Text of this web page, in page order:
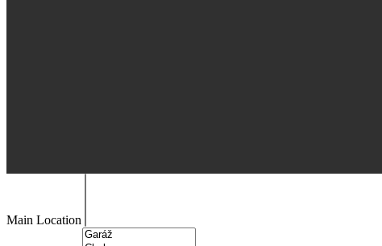
Main Location